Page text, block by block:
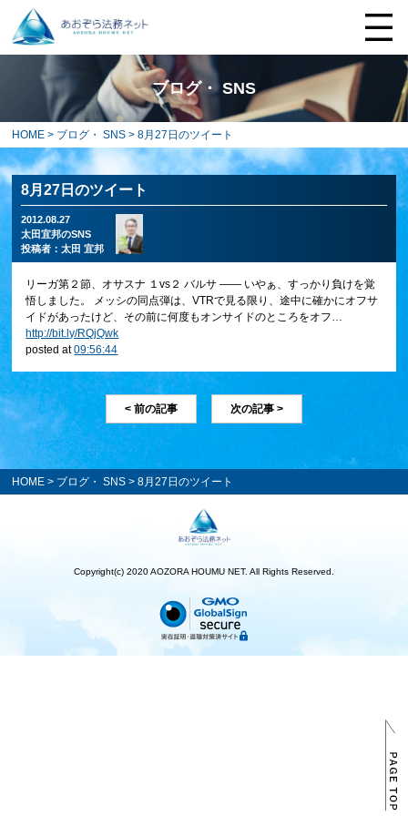
ブログ・ SNS
HOME > ブログ・ SNS > 8月27日のツイート
8月27日のツイート
2012.08.27
太田宜邦のSNS
投稿者：太田 宜邦
リーガ第２節、オサスナ １vs２ バルサ ―― いやぁ、すっかり負けを覚
悟しました。 メッシの同点弾は、VTRで見る限り、途中に確かにオフサ
イドがあったけど、その前に何度もオンサイドのところをオフ…
http://bit.ly/RQjQwk
posted at09:56:44
< 前の記事 次の記事 >
HOME > ブログ・ SNS > 8月27日のツイート
Copyright(c) 2020 AOZORA HOUMU NET. All Rights Reserved.